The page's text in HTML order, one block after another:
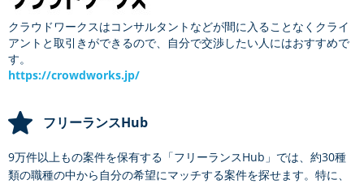
クラウドワークスはコンサルタントなどが間に入ることなくクライ
アントと取引きができるので、自分で交渉したい人にはおすすめで
す。
https://crowdworks.jp/
フリーランスHub
9万件以上もの案件を保有する「フリーランスHub」では、約30種
類の職種の中から自分の希望にマッチする案件を探せます。特に、